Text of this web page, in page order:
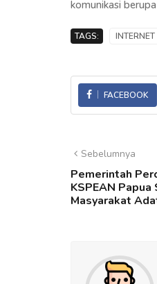
komunikasi
TAGS: INTERNET
FACEBOOK
Sebelumnya
Pemerintah
KSPEAN
Masyarakat